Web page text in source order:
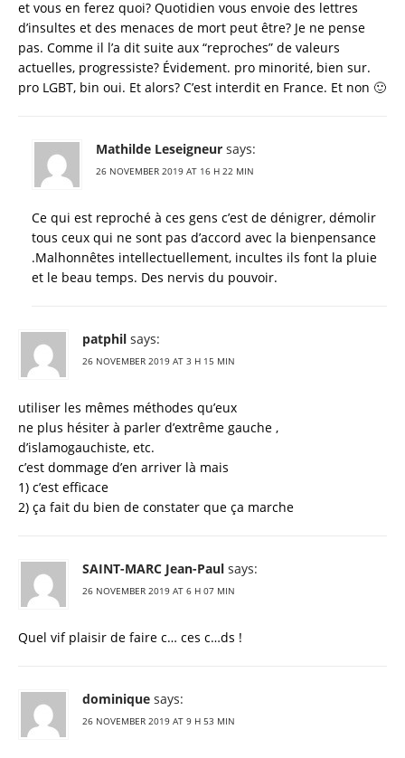
et vous en ferez quoi? Quotidien vous envoie des lettres
d’insultes et des menaces de mort peut être? Je ne pense
pas. Comme il l’a dit suite aux “reproches” de valeurs
actuelles, progressiste? Évidement. pro minorité, bien sur.
pro LGBT, bin oui. Et alors? C’est interdit en France. Et non 🙂
Mathilde Leseigneur says:
26 NOVEMBER 2019 AT 16 H 22 MIN
Ce qui est reproché à ces gens c’est de dénigrer, démolir
tous ceux qui ne sont pas d’accord avec la bienpensance
.Malhonnêtes intellectuellement, incultes ils font la pluie
et le beau temps. Des nervis du pouvoir.
patphil says:
26 NOVEMBER 2019 AT 3 H 15 MIN
utiliser les mêmes méthodes qu’eux
ne plus hésiter à parler d’extrême gauche ,
d’islamogauchiste, etc.
c’est dommage d’en arriver là mais
1) c’est efficace
2) ça fait du bien de constater que ça marche
SAINT-MARC Jean-Paul says:
26 NOVEMBER 2019 AT 6 H 07 MIN
Quel vif plaisir de faire c… ces c…ds !
dominique says:
26 NOVEMBER 2019 AT 9 H 53 MIN